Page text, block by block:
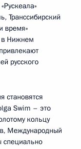
Транссибирский
время»
в Нижнем
русского
становятся
Swim – это
кольцу
Международный
специально